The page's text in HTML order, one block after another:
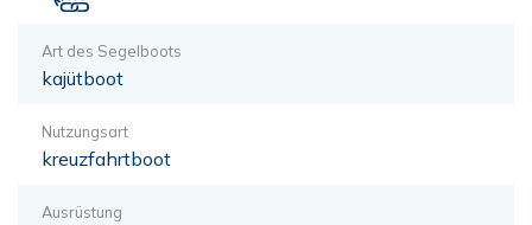
Art des Segelboots
kajütboot
Nutzungsart
kreuzfahrtboot
Ausrüstung